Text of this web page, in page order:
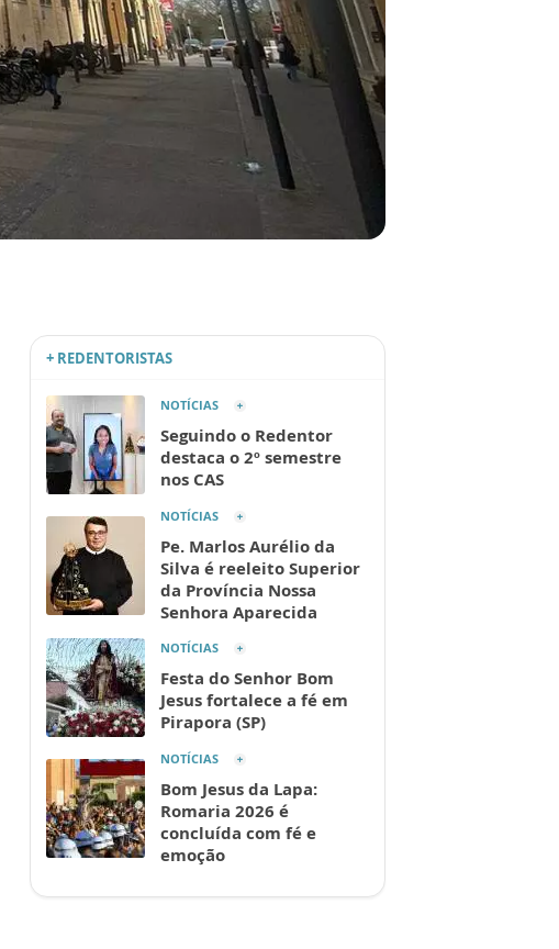
+ REDENTORISTAS
NOTÍCIAS
Seguindo o Redentor
destaca o 2º semestre
nos CAS
NOTÍCIAS
Pe. Marlos Aurélio da
Silva é reeleito Superior
da Província Nossa
Senhora Aparecida
NOTÍCIAS
Festa do Senhor Bom
Jesus fortalece a fé em
Pirapora (SP)
NOTÍCIAS
Bom Jesus da Lapa:
Romaria 2026 é
concluída com fé e
emoção